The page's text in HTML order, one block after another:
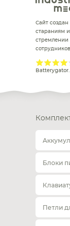
Сайт
стараниям
стремлении
Batterygator
Блоки
Петли